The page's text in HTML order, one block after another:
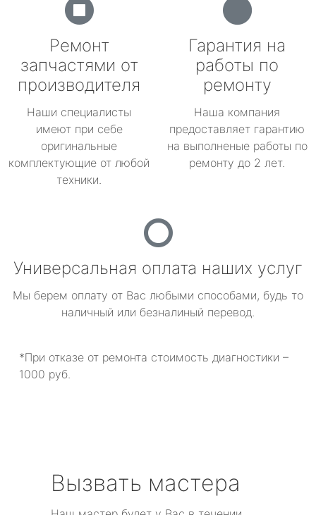
Ремонт
запчастями от
производителя
Наши специалисты
имеют при себе
оригинальные
комплектующие от любой
техники.
Гарантия на
работы по
ремонту
Наша компания
предоставляет гарантию
на выполненые работы по
ремонту до 2 лет.
Универсальная оплата наших услуг
Мы берем оплату от Вас любыми способами, будь то
наличный или безналиный перевод.
*При отказе от ремонта стоимость диагностики –
1000 руб.
Вызвать мастера